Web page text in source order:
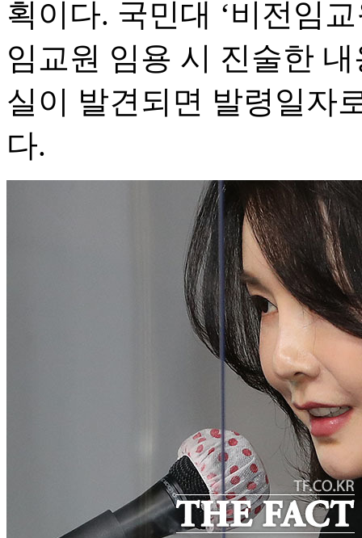
획이다. 국민대 ‘비전임
임교원 임용 시 진술한
실이 발견되면 발령일자
다.